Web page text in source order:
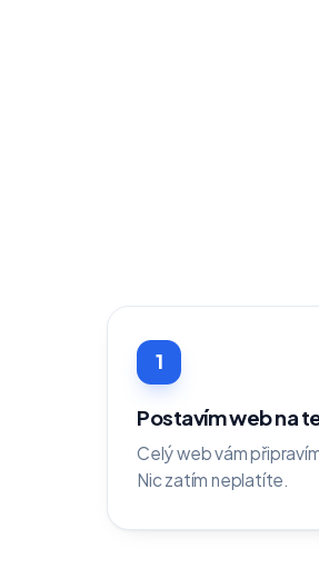
1
Postavím web na
Celý web vám
Nic zatím neplatíte.